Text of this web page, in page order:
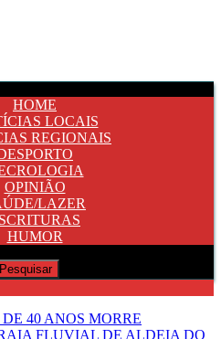
HOME
LOCAIS
REGIONAIS
OPINIÃO
LAZER
HUMOR
40 ANOS MORRE
FLUVIAL DE ALDEIA DO